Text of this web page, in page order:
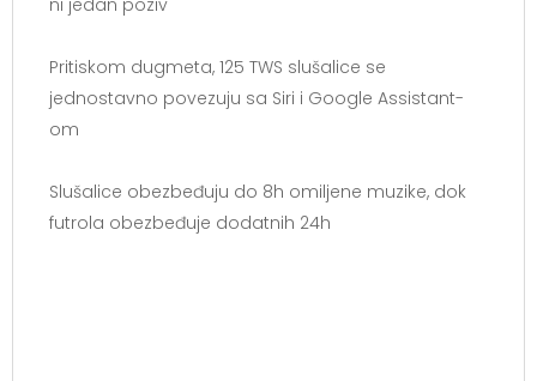
ni jedan poziv
Pritiskom dugmeta, 125 TWS slušalice se
jednostavno povezuju sa Siri i Google Assistant-
om
Slušalice obezbeđuju do 8h omiljene muzike, dok
futrola obezbeđuje dodatnih 24h